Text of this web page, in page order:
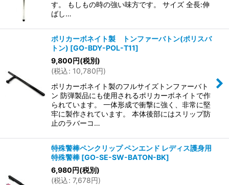
す。 もしもの時の強い味方です。 サイズ 全長:伸
ばし…
ポリカーボネイト製 トンファーバトン(ポリスバ
トン) [GO-BDY-POL-T11]
9,800円(税別)
(税込: 10,780円)
ポリカーボネイト製のフルサイズトンファーバト
ン 防弾製品にも使用されるポリカーボネイトで作
られています。 一体形成で衝撃に強く、非常に堅
牢に製作されています。 本体後部にはスリップ防
止のラバーコ…
特殊警棒ペンクリップ ペンエンド レディス護身用
特殊警棒 [GO-SE-SW-BATON-BK]
6,980円(税別)
(税込: 7,678円)